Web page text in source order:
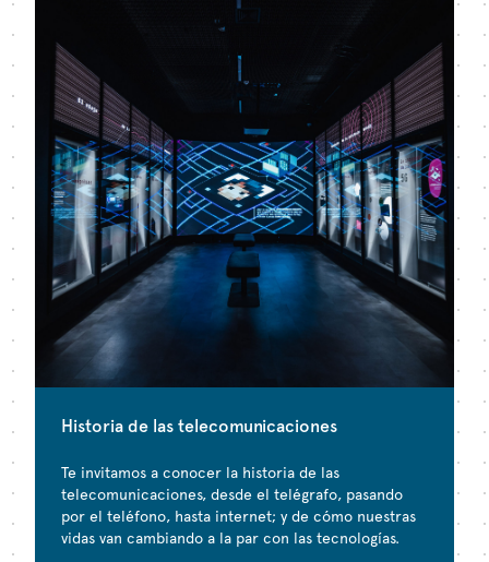
Historia de las telecomunicaciones
Te invitamos a conocer la historia de las
telecomunicaciones, desde el telégrafo, pasando
por el teléfono, hasta internet; y de cómo nuestras
vidas van cambiando a la par con las tecnologías.